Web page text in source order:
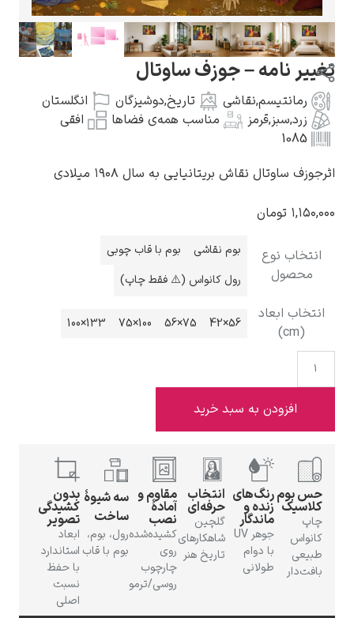
گوستاو کلیمت
ادوارد مونک
کامی پیسارو
ادوارد هاپر
ادگار دگا
نامه – جوزف ساوتال
نقاشی تاریخ ,دوشیزگان
انگلستان
سبز,قرمز مناسب همه‌ی فضاها
افقی
نقاش بریتانیایی به سال ۱۹۰۸ میلادی
تومان
نوع
بوم نقاشی
بوم با قاب چوبی
رول کانواس (⚠️ فقط چاپ)
ابعاد
56×42
75×56
100×75
133×100
افزودن به سبد خرید
رنگ‌های
زنده و
ماندگار
جوهر UV
با دوام
طولانی
انتخاب
حرفه‌ای
گلچین
شاهکارهای
تاریخ هنر
مقاوم و
آمادهٔ
نصب
کشیده‌شده
روی
چارچوب
سه شیوهٔ
ساخت
رول، بوم،
بوم با قاب
بدون
کشیدگی
تصویر
ابعاد
استاندارد
نسبت